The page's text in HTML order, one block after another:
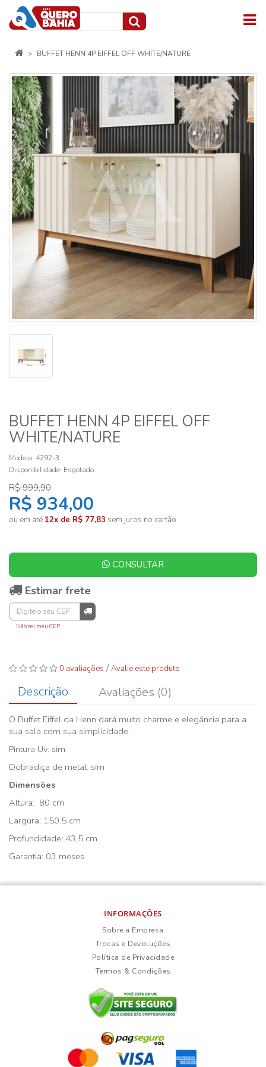
BUFFET HENN 4P EIFFEL OFF WHITE/NATURE
BUFFET HENN 4P EIFFEL OFF
WHITE/NATURE
Modelo: 4292-3
Disponibilidade: Esgotado
R$ 999,90
R$ 934,00
ou em até 12x de R$ 77,83 sem juros no cartão
CONSULTAR
Estimar frete
Não sei meu CEP
0 avaliações /Avalie este produto
Descrição Avaliações (0)
O Buffet Eiffel da Henn dará muito charme e elegância para a
sua sala com sua simplicidade.
Pintura Uv: sim
Dobradiça de metal: sim
Dimensões
Altura: 80 cm
Largura: 150.5 cm
Profundidade: 43,5 cm
Garantia: 03 meses
INFORMAÇÕES
Sobre a Empresa
Trocas e Devoluções
Política de Privacidade
Termos & Condições